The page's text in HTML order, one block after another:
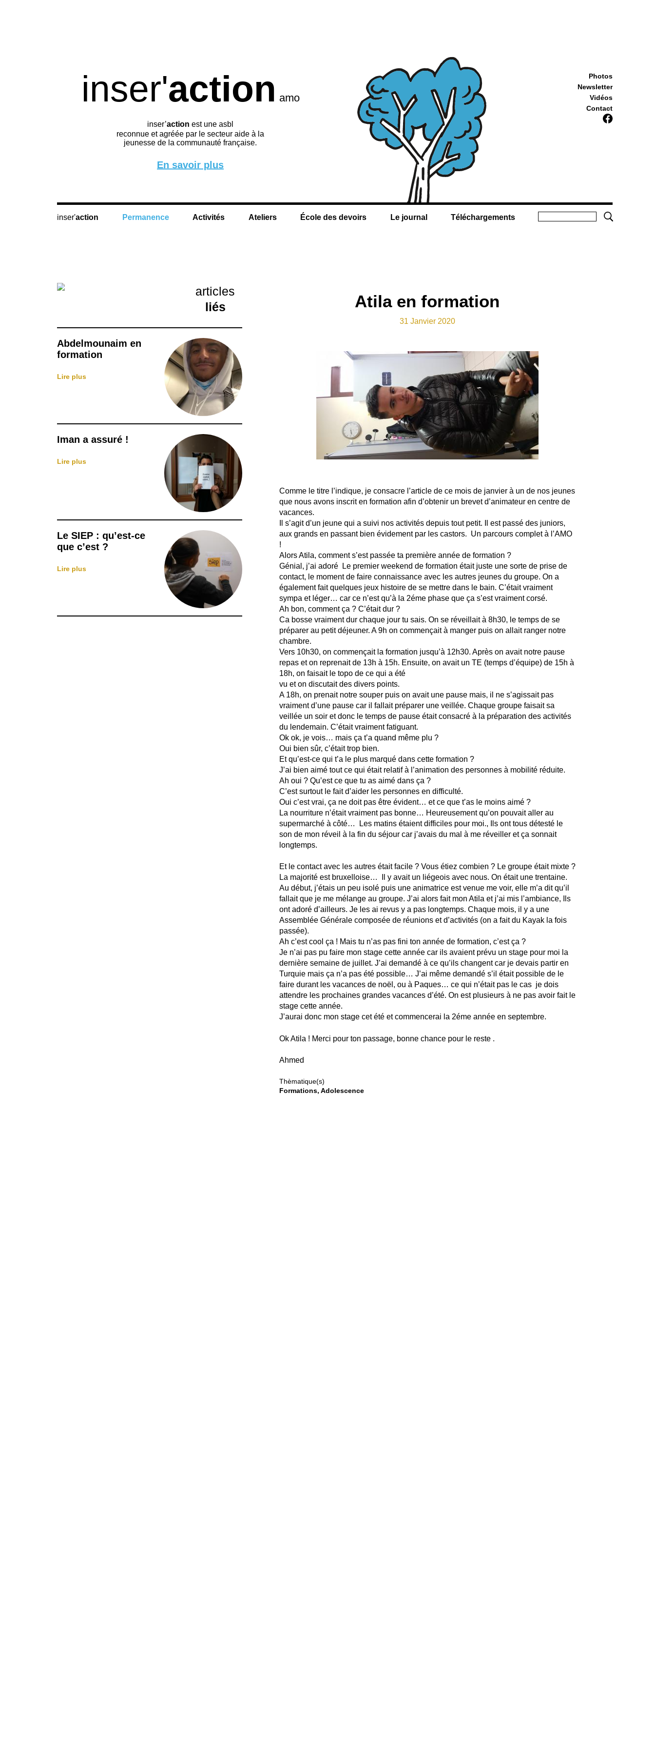
inser'action amo
inser’action est une asbl
reconnue et agréée par le secteur aide à la
jeunesse de la communauté française.
En savoir plus
Photos
Newsletter
Vidéos
Contact
action Permanence Activités Ateliers École des devoirs Le journal Téléchargements
articles
liés
Abdelmounaim en
formation
Lire plus
Iman a assuré !
Lire plus
Le SIEP : qu’est-ce
que c’est ?
Lire plus
Atila en formation
31 Janvier 2020
Comme le titre l’indique, je consacre l’article de ce mois de janvier à un de nos jeunes
que nous avons inscrit en formation afin d’obtenir un brevet d’animateur en centre de
vacances.
Il s’agit d’un jeune qui a suivi nos activités depuis tout petit. Il est passé des juniors,
aux grands en passant bien évidement par les castors. Un parcours complet à l’AMO
!
Alors Atila, comment s’est passée ta première année de formation ?
Génial, j’ai adoré Le premier weekend de formation était juste une sorte de prise de
contact, le moment de faire connaissance avec les autres jeunes du groupe. On a
également fait quelques jeux histoire de se mettre dans le bain. C’était vraiment
sympa et léger… car ce n’est qu’à la 2éme phase que ça s’est vraiment corsé.
Ah bon, comment ça ? C’était dur ?
Ca bosse vraiment dur chaque jour tu sais. On se réveillait à 8h30, le temps de se
préparer au petit déjeuner. A 9h on commençait à manger puis on allait ranger notre
chambre.
Vers 10h30, on commençait la formation jusqu’à 12h30. Après on avait notre pause
repas et on reprenait de 13h à 15h. Ensuite, on avait un TE (temps d’équipe) de 15h à
18h, on faisait le topo de ce qui a été
vu et on discutait des divers points.
A 18h, on prenait notre souper puis on avait une pause mais, il ne s’agissait pas
vraiment d’une pause car il fallait préparer une veillée. Chaque groupe faisait sa
veillée un soir et donc le temps de pause était consacré à la préparation des activités
du lendemain. C’était vraiment fatiguant.
Ok ok, je vois… mais ça t’a quand même plu ?
Oui bien sûr, c’était trop bien.
Et qu’est-ce qui t’a le plus marqué dans cette formation ?
J’ai bien aimé tout ce qui était relatif à l’animation des personnes à mobilité réduite.
Ah oui ? Qu’est ce que tu as aimé dans ça ?
C’est surtout le fait d’aider les personnes en difficulté.
Oui c’est vrai, ça ne doit pas être évident… et ce que t’as le moins aimé ?
La nourriture n’était vraiment pas bonne… Heureusement qu’on pouvait aller au
supermarché à côté… Les matins étaient difficiles pour moi., Ils ont tous détesté le
son de mon réveil à la fin du séjour car j’avais du mal à me réveiller et ça sonnait
longtemps.
Et le contact avec les autres était facile ? Vous étiez combien ? Le groupe était mixte ?
La majorité est bruxelloise… Il y avait un liégeois avec nous. On était une trentaine.
Au début, j’étais un peu isolé puis une animatrice est venue me voir, elle m’a dit qu’il
fallait que je me mélange au groupe. J’ai alors fait mon Atila et j’ai mis l’ambiance, Ils
ont adoré d’ailleurs. Je les ai revus y a pas longtemps. Chaque mois, il y a une
Assemblée Générale composée de réunions et d’activités (on a fait du Kayak la fois
passée).
Ah c’est cool ça ! Mais tu n’as pas fini ton année de formation, c’est ça ?
Je n’ai pas pu faire mon stage cette année car ils avaient prévu un stage pour moi la
dernière semaine de juillet. J’ai demandé à ce qu’ils changent car je devais partir en
Turquie mais ça n’a pas été possible… J’ai même demandé s’il était possible de le
faire durant les vacances de noël, ou à Paques… ce qui n’était pas le cas je dois
attendre les prochaines grandes vacances d’été. On est plusieurs à ne pas avoir fait le
stage cette année.
J’aurai donc mon stage cet été et commencerai la 2éme année en septembre.
Ok Atila ! Merci pour ton passage, bonne chance pour le reste .
Ahmed
Thèmatique(s)
Formations Adolescence